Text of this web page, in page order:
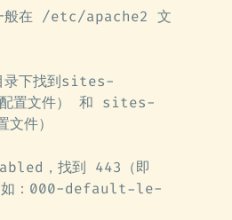
般在 /etc/apache2 文
录下找到sites-
置文件） 和 sites-
件）
，找到 443（即
如：000-default-le-